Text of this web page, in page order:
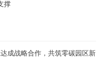
撑
成战略合作，共筑零碳园区新